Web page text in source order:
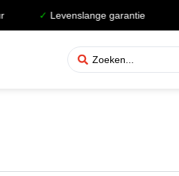
✓Levenslange garantie